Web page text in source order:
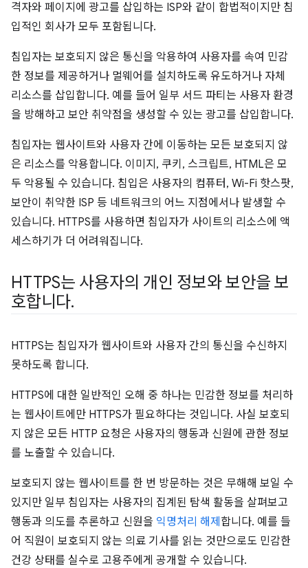
격자와 페이지에 광고를 삽입하는 ISP와 같이 합법적이지만 침
입적인 회사가 모두 포함됩니다.
침입자는 보호되지 않은 통신을 악용하여 사용자를 속여 민감
한 정보를 제공하거나 멀웨어를 설치하도록 유도하거나 자체
리소스를 삽입합니다. 예를 들어 일부 서드 파티는 사용자 환경
을 방해하고 보안 취약점을 생성할 수 있는 광고를 삽입합니다.
침입자는 웹사이트와 사용자 간에 이동하는 모든 보호되지 않
은 리소스를 악용합니다. 이미지, 쿠키, 스크립트, HTML은 모
두 악용될 수 있습니다. 침입은 사용자의 컴퓨터, Wi-Fi 핫스팟,
보안이 취약한 ISP 등 네트워크의 어느 지점에서나 발생할 수
있습니다. HTTPS를 사용하면 침입자가 사이트의 리소스에 액
세스하기가 더 어려워집니다.
HTTPS는 사용자의 개인 정보와 보안을 보
호합니다.
HTTPS는 침입자가 웹사이트와 사용자 간의 통신을 수신하지
못하도록 합니다.
HTTPS에 대한 일반적인 오해 중 하나는 민감한 정보를 처리하
는 웹사이트에만 HTTPS가 필요하다는 것입니다. 사실 보호되
지 않은 모든 HTTP 요청은 사용자의 행동과 신원에 관한 정보
를 노출할 수 있습니다.
보호되지 않는 웹사이트를 한 번 방문하는 것은 무해해 보일 수
있지만 일부 침입자는 사용자의 집계된 탐색 활동을 살펴보고
행동과 의도를 추론하고 신원을 익명처리 해제 합니다. 예를 들
어 직원이 보호되지 않는 의료 기사를 읽는 것만으로도 민감한
건강 상태를 실수로 고용주에게 공개할 수 있습니다.